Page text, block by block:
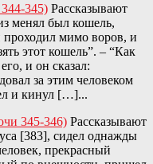
345) Рассказывают
менял был кошель,
мимо воров, и
этот кошель”. – “Как
и он сказал:
за этим человеком
и кинул […]...
345-346) Рассказывают
[383], сидел однажды
прекрасный